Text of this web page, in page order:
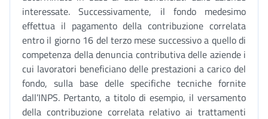
interessate. Successivamente, il fondo medesimo
effettua il pagamento della contribuzione correlata
entro il giorno 16 del terzo mese successivo a quello di
competenza della denuncia contributiva delle aziende i
cui lavoratori beneficiano delle prestazioni a carico del
fondo, sulla base delle specifiche tecniche fornite
dall’INPS. Pertanto, a titolo di esempio, il versamento
della contribuzione correlata relativo ai trattamenti